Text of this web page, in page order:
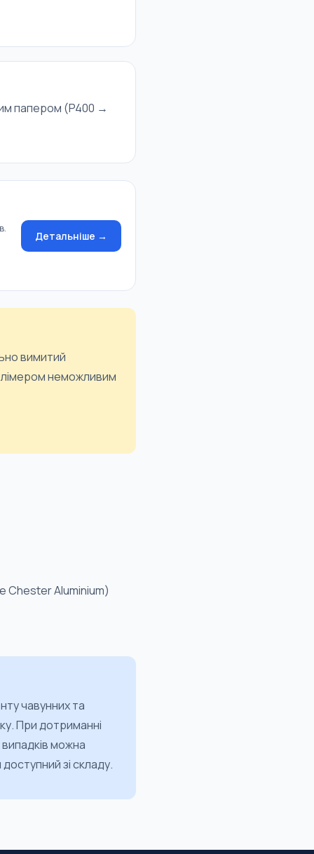
папером (P400 →
Детальніше →
вимитий
неможливим
Chester Aluminium)
чавунних та
При дотриманні
можна
зі складу.